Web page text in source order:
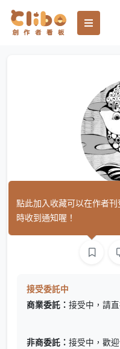
接受委託中
商業委託： 接受中，請
非商委託： 接受中，歡
點此加入收藏可以在作者刊
時收到通知喔！